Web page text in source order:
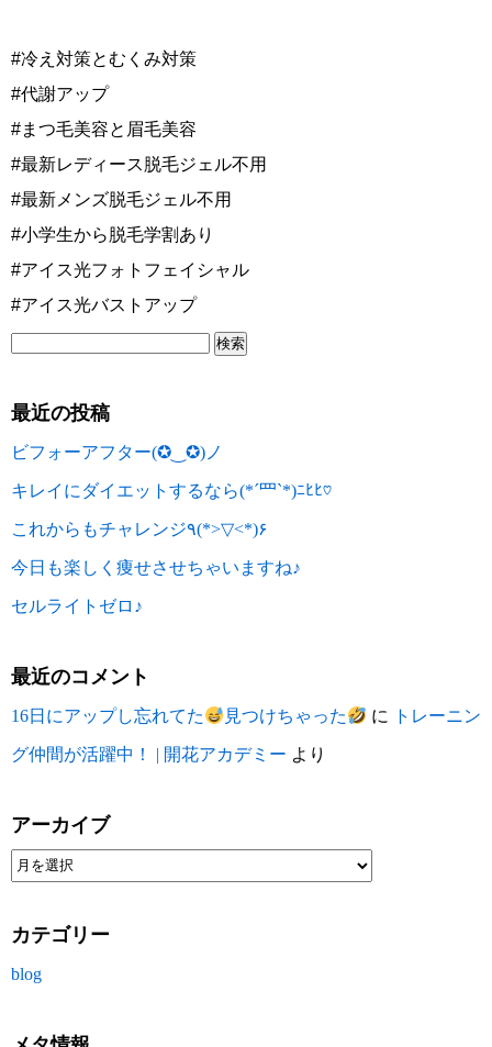
#冷え対策とむくみ対策
#代謝アップ
#まつ毛美容と眉毛美容
#最新レディース脱毛ジェル不用
#最新メンズ脱毛ジェル不用
#小学生から脱毛学割あり
#アイス光フォトフェイシャル
#アイス光バストアップ
最近の投稿
ビフォーアフター(✪‿✪)ノ
キレイにダイエットするなら(*´罒`*)ﾆﾋﾋ♡
これからもチャレンジ٩(*>▽<*)۶
今日も楽しく痩せさせちゃいますね♪
セルライトゼロ♪
最近のコメント
16日にアップし忘れてた 見つけちゃった に トレーニン
グ仲間が活躍中！ | 開花アカデミー より
アーカイブ
カテゴリー
blog